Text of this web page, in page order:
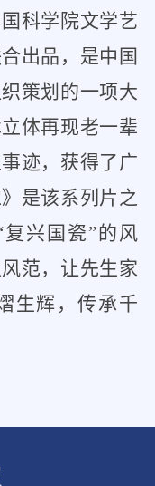
科学院文学艺
出品，是中国
策划的一项大
体再现老一辈
迹，获得了广
是该系列片之
兴国瓷”的风
范，让先生家
生辉，传承千